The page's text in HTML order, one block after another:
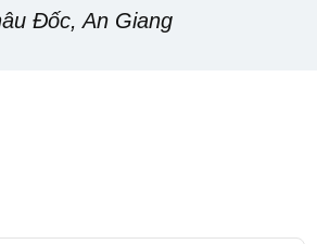
Đốc, An Giang